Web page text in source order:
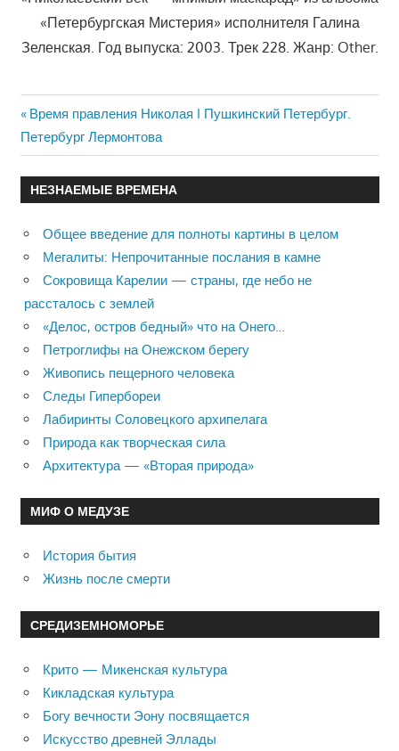
«Петербургская Мистерия» исполнителя Галина
Зеленская. Год выпуска: 2003. Трек 228. Жанр: Other.
Навигация
по
записям
Previous
Post:
Время правления Николая I Пушкинский Петербург.
Петербург Лермонтова
НЕЗНАЕМЫЕ ВРЕМЕНА
Общее введение для полноты картины в целом
Мегалиты: Непрочитанные послания в камне
Сокровища Карелии — страны, где небо не
рассталось с землей
«Делос, остров бедный» что на Онего…
Петроглифы на Онежском берегу
Живопись пещерного человека
Следы Гипербореи
Лабиринты Соловецкого архипелага
Природа как творческая сила
Архитектура — «Вторая природа»
МИФ О МЕДУЗЕ
История бытия
Жизнь после смерти
СРЕДИЗЕМНОМОРЬЕ
Крито — Микенская культура
Кикладская культура
Богу вечности Эону посвящается
Искусство древней Эллады